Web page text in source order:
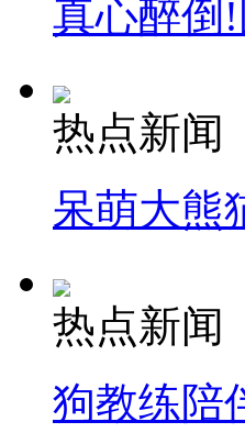
真心醉倒
热点新闻
呆萌大熊
热点新闻
狗教练陪